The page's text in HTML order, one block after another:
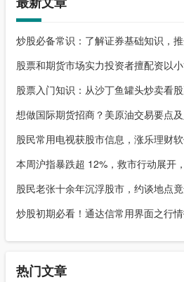
炒股必备常识：了解证券基础知识，
股票和期货市场实力投资者擅配资以
股票入门知识：从沙丁鱼罐头炒卖看
想做国际期货招商？美原油交易要点
股民常用电视获股市信息，涨乐理财
本周沪指暴跌超 12%，救市行动展开
股民老张十余年沉浮股市，约谈地点
炒股初期必看！通达信常用界面之行
热门文章